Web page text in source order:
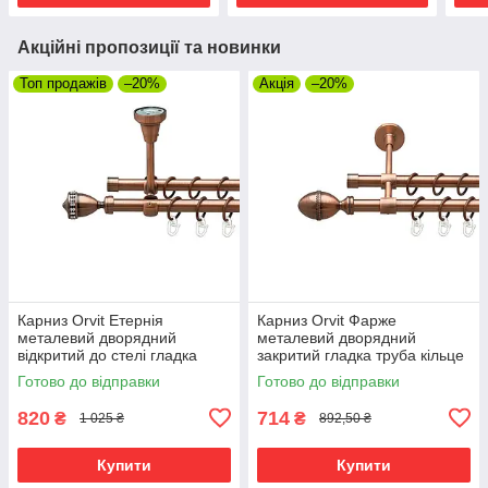
Акційні пропозиції та новинки
Топ продажів –20%
Карниз Orvit Етернія
металевий дворядний
відкритий до стелі гладка
труба кільце металеве Мідь
16\16 мм 120 см (00-
Готово до відправки
820 ₴ 1 025 ₴
Купити
Акція –20%
Карниз Orvit Фарже
металевий дворядний
закритий гладка труба кільце
металеве Мідь 16\16 мм 120
см (00-00019999)
Готово до відправки
714 ₴ 892,50 ₴
Купити